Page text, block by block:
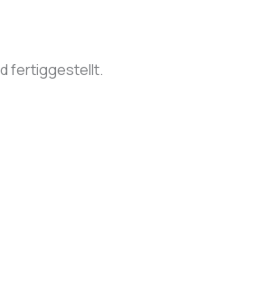
fertiggestellt.